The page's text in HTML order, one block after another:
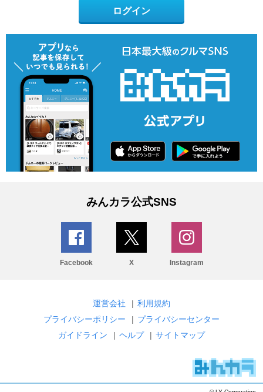
ログイン
みんカラ公式SNS
Facebook X Instagram
運営会社 | 利用規約
プライバシーポリシー
| プライバシーセンター
ガイドライン
| ヘルプ | サイトマップ